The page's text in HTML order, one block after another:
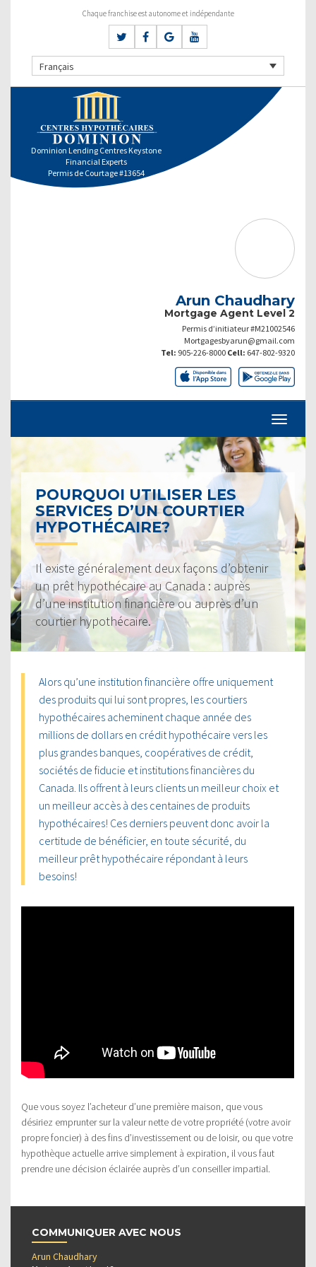
Chaque franchise est autonome et indépendante
Français
Dominion Lending Centres Keystone
Financial Experts
Permis de Courtage #13654
Arun Chaudhary
Mortgage Agent Level 2
Permis d’initiateur #M21002546
Mortgagesbyarun@gmail.com
Tel: 905-226-8000 Cell: 647-802-9320
POURQUOI UTILISER LES
SERVICES D’UN COURTIER
HYPOTHÉCAIRE?
Il existe généralement deux façons d’obtenir
un prêt hypothécaire au Canada : auprès
d’une institution financière ou auprès d’un
courtier hypothécaire.
Alors qu’une institution financière offre uniquement
des produits qui lui sont propres, les courtiers
hypothécaires acheminent chaque année des
millions de dollars en crédit hypothécaire vers les
plus grandes banques, coopératives de crédit,
sociétés de fiducie et institutions financières du
Canada. Ils offrent à leurs clients un meilleur choix et
un meilleur accès à des centaines de produits
hypothécaires! Ces derniers peuvent donc avoir la
certitude de bénéficier, en toute sécurité, du
meilleur prêt hypothécaire répondant à leurs
besoins!
Que vous soyez l’acheteur d’une première maison, que vous
désiriez emprunter sur la valeur nette de votre propriété (votre avoir
propre foncier) à des fins d’investissement ou de loisir, ou que votre
hypothèque actuelle arrive simplement à expiration, il vous faut
prendre une décision éclairée auprès d’un conseiller impartial.
COMMUNIQUER AVEC NOUS
Arun Chaudhary